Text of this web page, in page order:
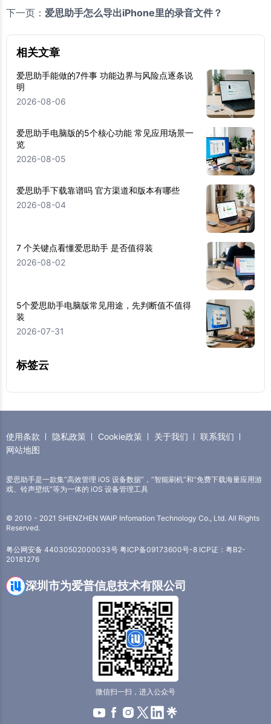
下一页： 爱思助手怎么导出iPhone里的录音文件？
相关文章
爱思助手能做的7件事 功能边界与风险点逐条说
明
2026-08-06
爱思助手电脑版的5个核心功能 常见应用场景一
览
2026-08-05
爱思助手下载靠谱吗 官方渠道和版本有哪些
2026-08-04
7 个关键点看懂爱思助手 是否值得装
2026-08-02
5个爱思助手电脑版常见用途，先判断值不值得
装
2026-07-31
标签云
使用条款 隐私政策 Cookie政策 关于我们
联系我们
网站地图
爱思助手是一款集“高效管理 iOS 设备数据”，“智能刷机”和“免费下载海量应用游
戏、铃声壁纸”等为一体的 iOS 设备管理工具
© 2010 - 2021 SHENZHEN WAIP Infomation Technology Co., Ltd. All Rights
Reserved.
粤公网安备 44030502000033号 粤ICP备09173600号-8 ICP证：粤B2-
20181276
深圳市为爱普信息技术有限公司
微信扫一扫，进入公众号